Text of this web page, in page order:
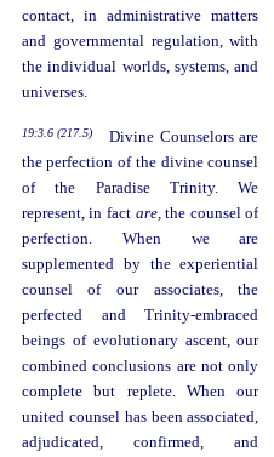
contact, in administrative matters
and governmental regulation, with
the individual worlds, systems, and
universes.
19:3.6 (217.5)
Divine Counselors are
the perfection of the divine counsel
of the Paradise Trinity. We
represent, in fact are,the counsel of
perfection. When we are
supplemented by the experiential
counsel of our associates, the
perfected and Trinity-embraced
beings of evolutionary ascent, our
combined conclusions are not only
complete but replete. When our
united counsel has been associated,
adjudicated, confirmed, and